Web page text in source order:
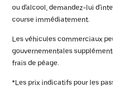
ou d'alcool, demandez-lui
course immédiatement.
Les véhicules commerciaux
gouvernementales
frais de péage.
*Les prix indicatifs pour les